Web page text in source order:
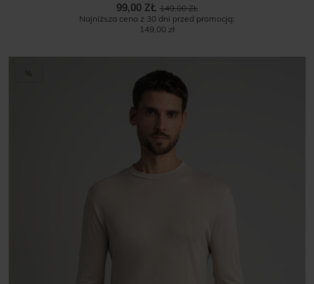
149,00 ZŁ
99,00 ZŁ
Najniższa cena z 30 dni przed promocją:
149,00 zł